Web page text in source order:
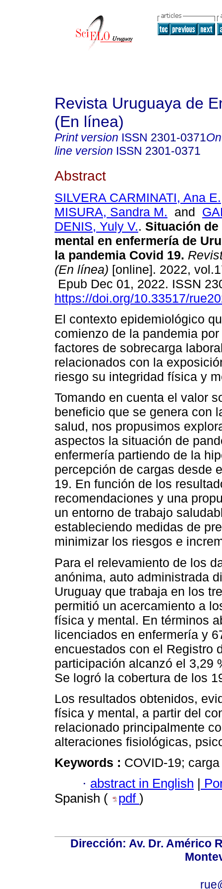
Revista Uruguaya de
(En línea)
Print version ISSN 2301-0371
line version ISSN 2301-0371
Abstract
SILVERA CARMINATI, Ana E.
MISURA, Sandra M. and
DENIS, Yuly V.. Situación
mental en enfermería de
la pandemia Covid 19.
(En línea) [online]. 2022,
Epub Dec 01, 2022. ISSN
https://doi.org/10.33517/
El contexto epidemiológico
comienzo de la pandemia
factores de sobrecarga
relacionados con la
riesgo su integridad física y
Tomando en cuenta el valor
beneficio que se genera con
salud, nos propusimos
aspectos la situación de
enfermería partiendo de la
percepción de cargas desde
19. En función de los
recomendaciones y una
un entorno de trabajo
estableciendo medidas de
minimizar los riesgos e
Para el relevamiento de los
anónima, auto administrada
Uruguay que trabaja en los
permitió un acercamiento a
física y mental. En términos
licenciados en enfermería y
encuestados con el Registro
participación alcanzó el 3,29
Se logró la cobertura de los
Los resultados obtenidos,
física y mental, a partir del
relacionado principalmente
alteraciones fisiológicas,
Keywords : COVID-19;
· abstract in English
Spanish (
pdf )
Dirección: Av. Dr. Américo